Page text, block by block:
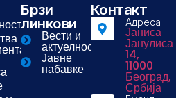
и
Брзи
линкови
Вести и
актуелности
Јавне
набавке
Контакт
Адреса
Јаниса
Јанулиса
14,
11000
Београд,
Србија